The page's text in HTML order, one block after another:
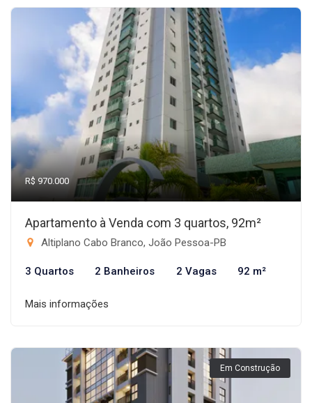
R$ 970.000
Apartamento à Venda com 3 quartos, 92m²
Altiplano Cabo Branco, João Pessoa-PB
3 Quartos 2 Banheiros 2 Vagas 92 m²
Mais informações
Em Construção